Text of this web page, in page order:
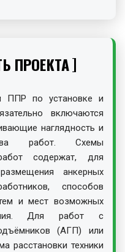
ПРОЕКТА
ППР по установке и
включаются
наглядность и
работ. Схемы
содержат, для
анкерных
способов
и мест возможных
Для работ с
(АГП) или
расстановки техники